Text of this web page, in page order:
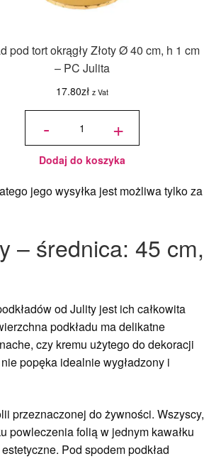
pod tort okrągły Złoty Ø 40 cm, h 1 cm
– PC Julita
17.80zł z Vat
-
ilość
okrągły
Złoty Ø
h 1 cm -
PC
+
Dodaj do koszyka
jego wysyłka jest możliwa tylko za
– średnica: 45 cm,
od Julity jest ich całkowita
podkładu ma delikatne
czy kremu użytego do dekoracji
popęka idealnie wygładzony i
przeznaczonej do żywności. Wszyscy,
powleczenia folią w jednym kawałku
Pod spodem podkład